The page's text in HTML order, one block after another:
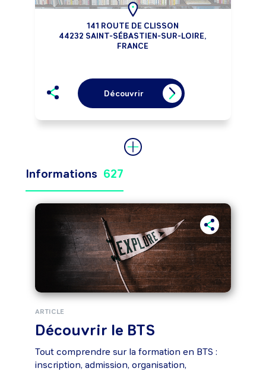
141 ROUTE DE CLISSON
44232 SAINT-SÉBASTIEN-SUR-LOIRE,
FRANCE
Découvrir
Informations 627
ARTICLE
Découvrir le BTS
Tout comprendre sur la formation en BTS :
inscription, admission, organisation,